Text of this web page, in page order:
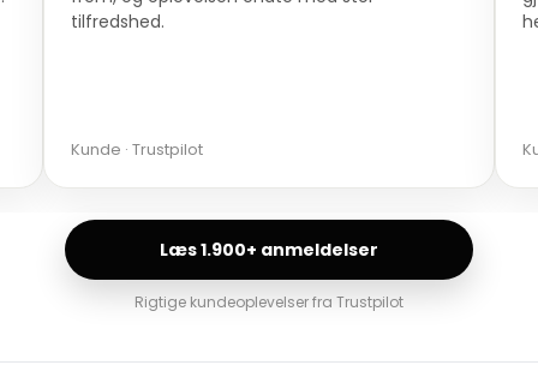
herfra.
Kunde · Trustpilot
Læs 1.900+ anmeldelser
Rigtige kundeoplevelser fra Trustpilot